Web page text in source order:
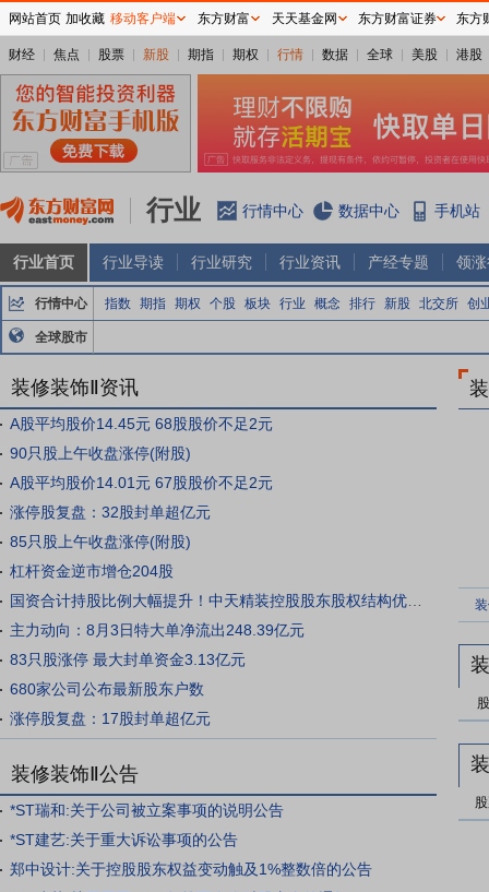
财经 焦点 股票 新股 期指 期权 行情 数据 全球 美股 港股
行业 行情中心 数据中心 手机站
行业首页 行业导读 行业研究 行业资讯 产经专题 领
行情中心 指数 期指 期权 个股 板块 行业 概念 排行 新股 北交所 创
全球股市
装修装饰Ⅱ资讯
A股平均股价14.45元 68股股价不足2元
90只股上午收盘涨停(附股)
A股平均股价14.01元 67股股价不足2元
涨停股复盘：32股封单超亿元
85只股上午收盘涨停(附股)
杠杆资金逆市增仓204股
主力动向：8月3日特大单净流出248.39亿元
83只股涨停 最大封单资金3.13亿元
680家公司公布最新股东户数
涨停股复盘：17股封单超亿元
装修装饰Ⅱ公告
*ST瑞和:关于公司被立案事项的说明公告
*ST建艺:关于重大诉讼事项的公告
郑中设计:关于控股股东权益变动触及1%整数倍的公告
网站首页 加收藏 移动客户端 东方财富 天天基金网 东方财富证券 东方